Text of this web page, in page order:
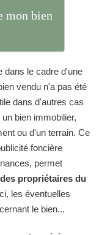
mon bien
dans le cadre d'une
vendu n'a pas été
dans d'autres cas
bien immobilier,
ou d'un terrain. Ce
foncière
permet
propriétaires du
les éventuelles
le bien...